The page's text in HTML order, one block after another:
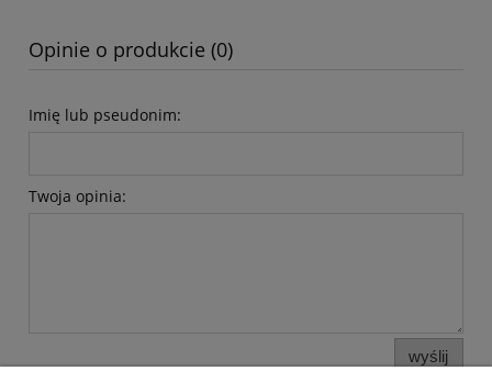
Opinie o produkcie (0)
Imię lub pseudonim:
Twoja opinia:
wyślij